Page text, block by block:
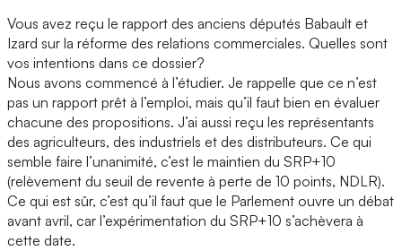
Vous avez reçu le rapport des anciens députés Babault et
Izard sur la réforme des relations commerciales. Quelles sont
vos intentions dans ce dossier?
Nous avons commencé à l’étudier. Je rappelle que ce n’est
pas un rapport prêt à l’emploi, mais qu’il faut bien en évaluer
chacune des propositions. J’ai aussi reçu les représentants
des agriculteurs, des industriels et des distributeurs. Ce qui
semble faire l’unanimité, c’est le maintien du SRP+10
(relèvement du seuil de revente à perte de 10 points, NDLR).
Ce qui est sûr, c’est qu’il faut que le Parlement ouvre un débat
avant avril, car l’expérimentation du SRP+10 s’achèvera à
cette date.